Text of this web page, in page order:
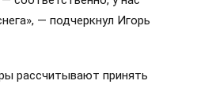
— подчеркнул Игорь
рассчитывают принять